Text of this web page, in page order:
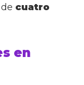
cuatro
en